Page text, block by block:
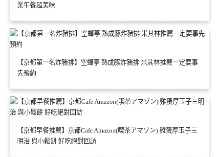
業午餐超美味
【京都第一名炸豬排】空蟬亭 熟成豚炸豬排 米其林推薦一定要事
先預約
【京都早餐推薦】京都Cafe Amazon(喫茶アマゾン) 雞蛋厚玉子三
明治 與小鬆餅 好吃絕對回訪